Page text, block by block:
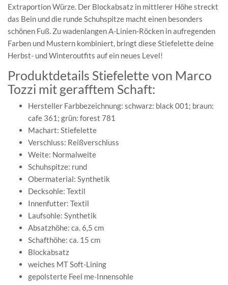
Extraportion Würze. Der Blockabsatz in mittlerer Höhe streckt
das Bein und die runde Schuhspitze macht einen besonders
schönen Fuß. Zu wadenlangen A-Linien-Röcken in aufregenden
Farben und Mustern kombiniert, bringt diese Stiefelette deine
Herbst- und Winteroutfits auf ein neues Level!
Produktdetails Stiefelette von Marco
Tozzi mit gerafftem Schaft:
Hersteller Farbbezeichnung: schwarz: black 001; braun:
cafe 361; grün: forest 781
Machart: Stiefelette
Verschluss: Reißverschluss
Weite: Normalweite
Schuhspitze: rund
Obermaterial: Synthetik
Decksohle: Textil
Innenfutter: Textil
Laufsohle: Synthetik
Absatzhöhe: ca. 6,5 cm
Schafthöhe: ca. 15 cm
Blockabsatz
weiches MT Soft-Lining
gepolsterte Feel me-Innensohle